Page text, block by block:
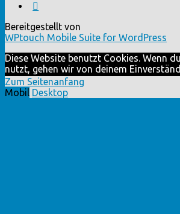
Bereitgestellt von
WPtouch Mobile Suite for WordPress
Diese Website benutzt Cookies. Wenn
nutzt, gehen wir von deinem
Zum Seitenanfang
Mobil Desktop